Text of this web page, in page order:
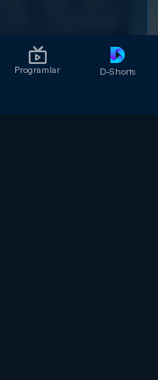
Programlar D-Shorts